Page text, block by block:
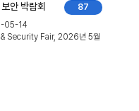
87
안 박람회
05-14
Security Fair, 2026년 5월